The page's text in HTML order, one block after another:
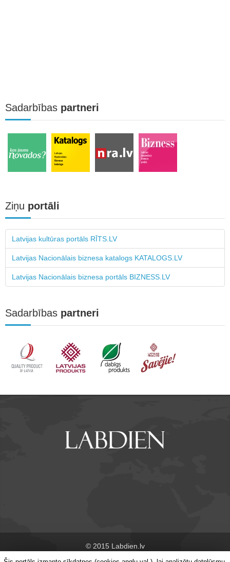
Sadarbības partneri
Ziņu portāli
Latvijas kultūras portāls RĪTS.LV
Latvijas Nacionālais biznesa katalogs KATALOGS.LV
Latvijas Nacionālais biznesa portāls BIZNESS.LV
Sadarbības partneri
© 2015 Labdien.lv